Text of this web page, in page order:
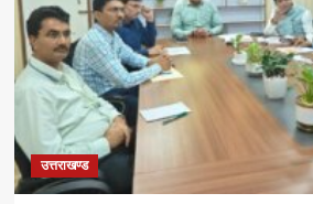
उत्तराखण्ड